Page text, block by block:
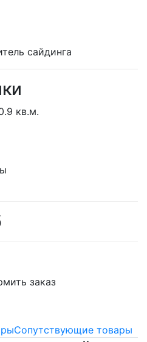
сайдинга
кв.м.
заказ
Сопутствующие товары